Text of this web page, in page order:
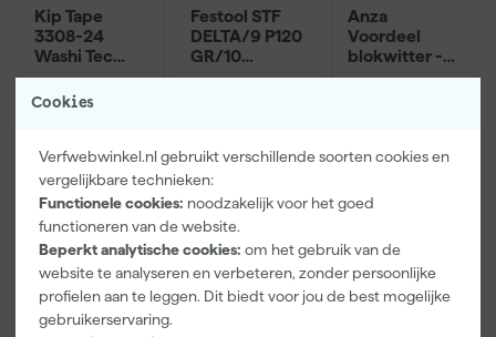
Cookies
Verfwebwinkel.nl gebruikt verschillende soorten cookies en
vergelijkbare technieken:
Functionele cookies: noodzakelijk voor het goed
functioneren van de website.
Beperkt analytische cookies: om het gebruik van de
website te analyseren en verbeteren, zonder persoonlijke
profielen aan te leggen. Dit biedt voor jou de best mogelijke
gebruikerservaring.
Kip Tape
3308-24
Washi Tec
Schilderstape
Gold - 24mm
bezorgd
6,50
incl. BTW
Festool STF
DELTA/9 P120
GR/10
Schuurpapier
9,80
incl. BTW
Anza
Voordeel
blokwitter -
3x12cm
Afgelopen 30 dgn 4,25
4,12
Onze Top 10